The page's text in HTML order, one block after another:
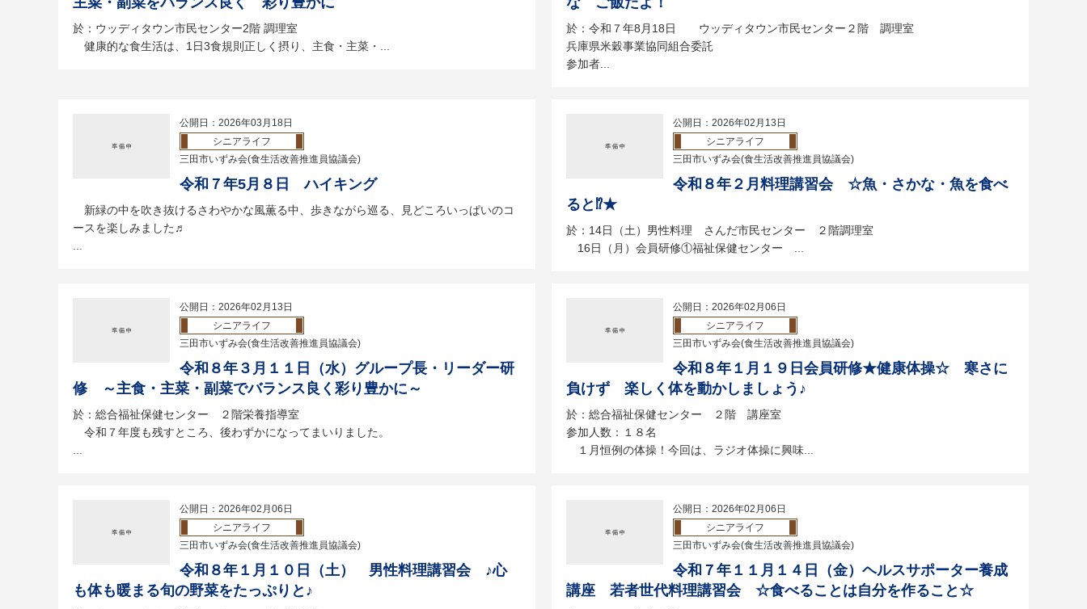
於：ウッディタウン市民センター2階 調理室
健康的な食生活は、1日3食規則正しく摂り、主食・主菜・...
於：令和７年8月18日 ウッディタウン市民センター２階 調理室
兵庫県米穀事業協同組合委託
参加者...
公開日：2026年03月18日
シニアライフ
三田市いずみ会(食生活改善推進員協議会)
令和７年5月８日 ハイキング
新緑の中を吹き抜けるさわやかな風薫る中、歩きながら巡る、見どころいっぱいのコ
ースを楽しみました♬
公開日：2026年02月13日
シニアライフ
三田市いずみ会(食生活改善推進員協議会)
令和８年２月料理講習会 ☆魚・さかな・魚を食べ
ると⁉★
於：14日（土）男性料理 さんだ市民センター ２階調理室
16日（月）会員研修①福祉保健センター ...
公開日：2026年02月13日
シニアライフ
三田市いずみ会(食生活改善推進員協議会)
令和８年３月１１日（水）グループ長・リーダー研
修 ～主食・主菜・副菜でバランス良く彩り豊かに～
於：総合福祉保健センター ２階栄養指導室
令和７年度も残すところ、後わずかになってまいりました。
公開日：2026年02月06日
シニアライフ
三田市いずみ会(食生活改善推進員協議会)
令和８年１月１９日会員研修★健康体操☆ 寒さに
負けず 楽しく体を動かしましょう♪
於：総合福祉保健センター ２階 講座室
参加人数：１８名
１月恒例の体操！今回は、ラジオ体操に興味...
公開日：2026年02月06日
シニアライフ
三田市いずみ会(食生活改善推進員協議会)
令和８年１月１０日（土） 男性料理講習会 ♪心
も体も暖まる旬の野菜をたっぷりと♪
公開日：2026年02月06日
シニアライフ
三田市いずみ会(食生活改善推進員協議会)
令和７年１１月１４日（金）ヘルスサポーター養成
講座 若者世代料理講習会 ☆食べることは自分を作ること☆